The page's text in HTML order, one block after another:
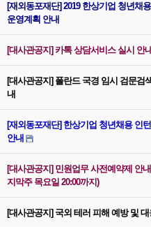
[재외동포재단] 2019 한상기업 청년채
운영계획 안내
[대사관공지] 카톡 상담서비스 실시 안
[대사관공지] 폴란드 국경 임시 검문검
내
[재외동포재단] 한상기업 청년채용 인
안내
[대사관공지] 민원업무 사전예약제 안
지막주 목요일 20:00까지)
[대사관공지] 국외 테러 피해 예방 및